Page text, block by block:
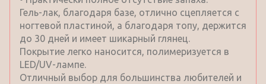
Гель-лак, благодаря базе, отлично сцепляется с
ногтевой пластиной, а благодаря топу, держится
до 30 дней и имеет шикарный глянец.
Покрытие легко наносится, полимеризуется в
LED/UV-лампе.
Отличный выбор для большинства любителей и